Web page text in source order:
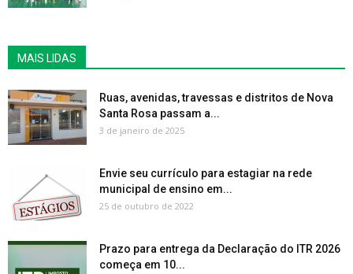
MAIS LIDAS
Ruas, avenidas, travessas e distritos de Nova
Santa Rosa passam a...
3 de janeiro de 2025
Envie seu currículo para estagiar na rede
municipal de ensino em...
25 de outubro de 2022
Prazo para entrega da Declaração do ITR 2026
começa em 10...